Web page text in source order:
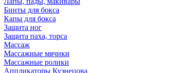
Бинты для бокса
Капы для бокса
Защита ног
Защита паха, торса
Массаж
Массажные мячики
Массажные ролики
Аппликаторы Кузнецова